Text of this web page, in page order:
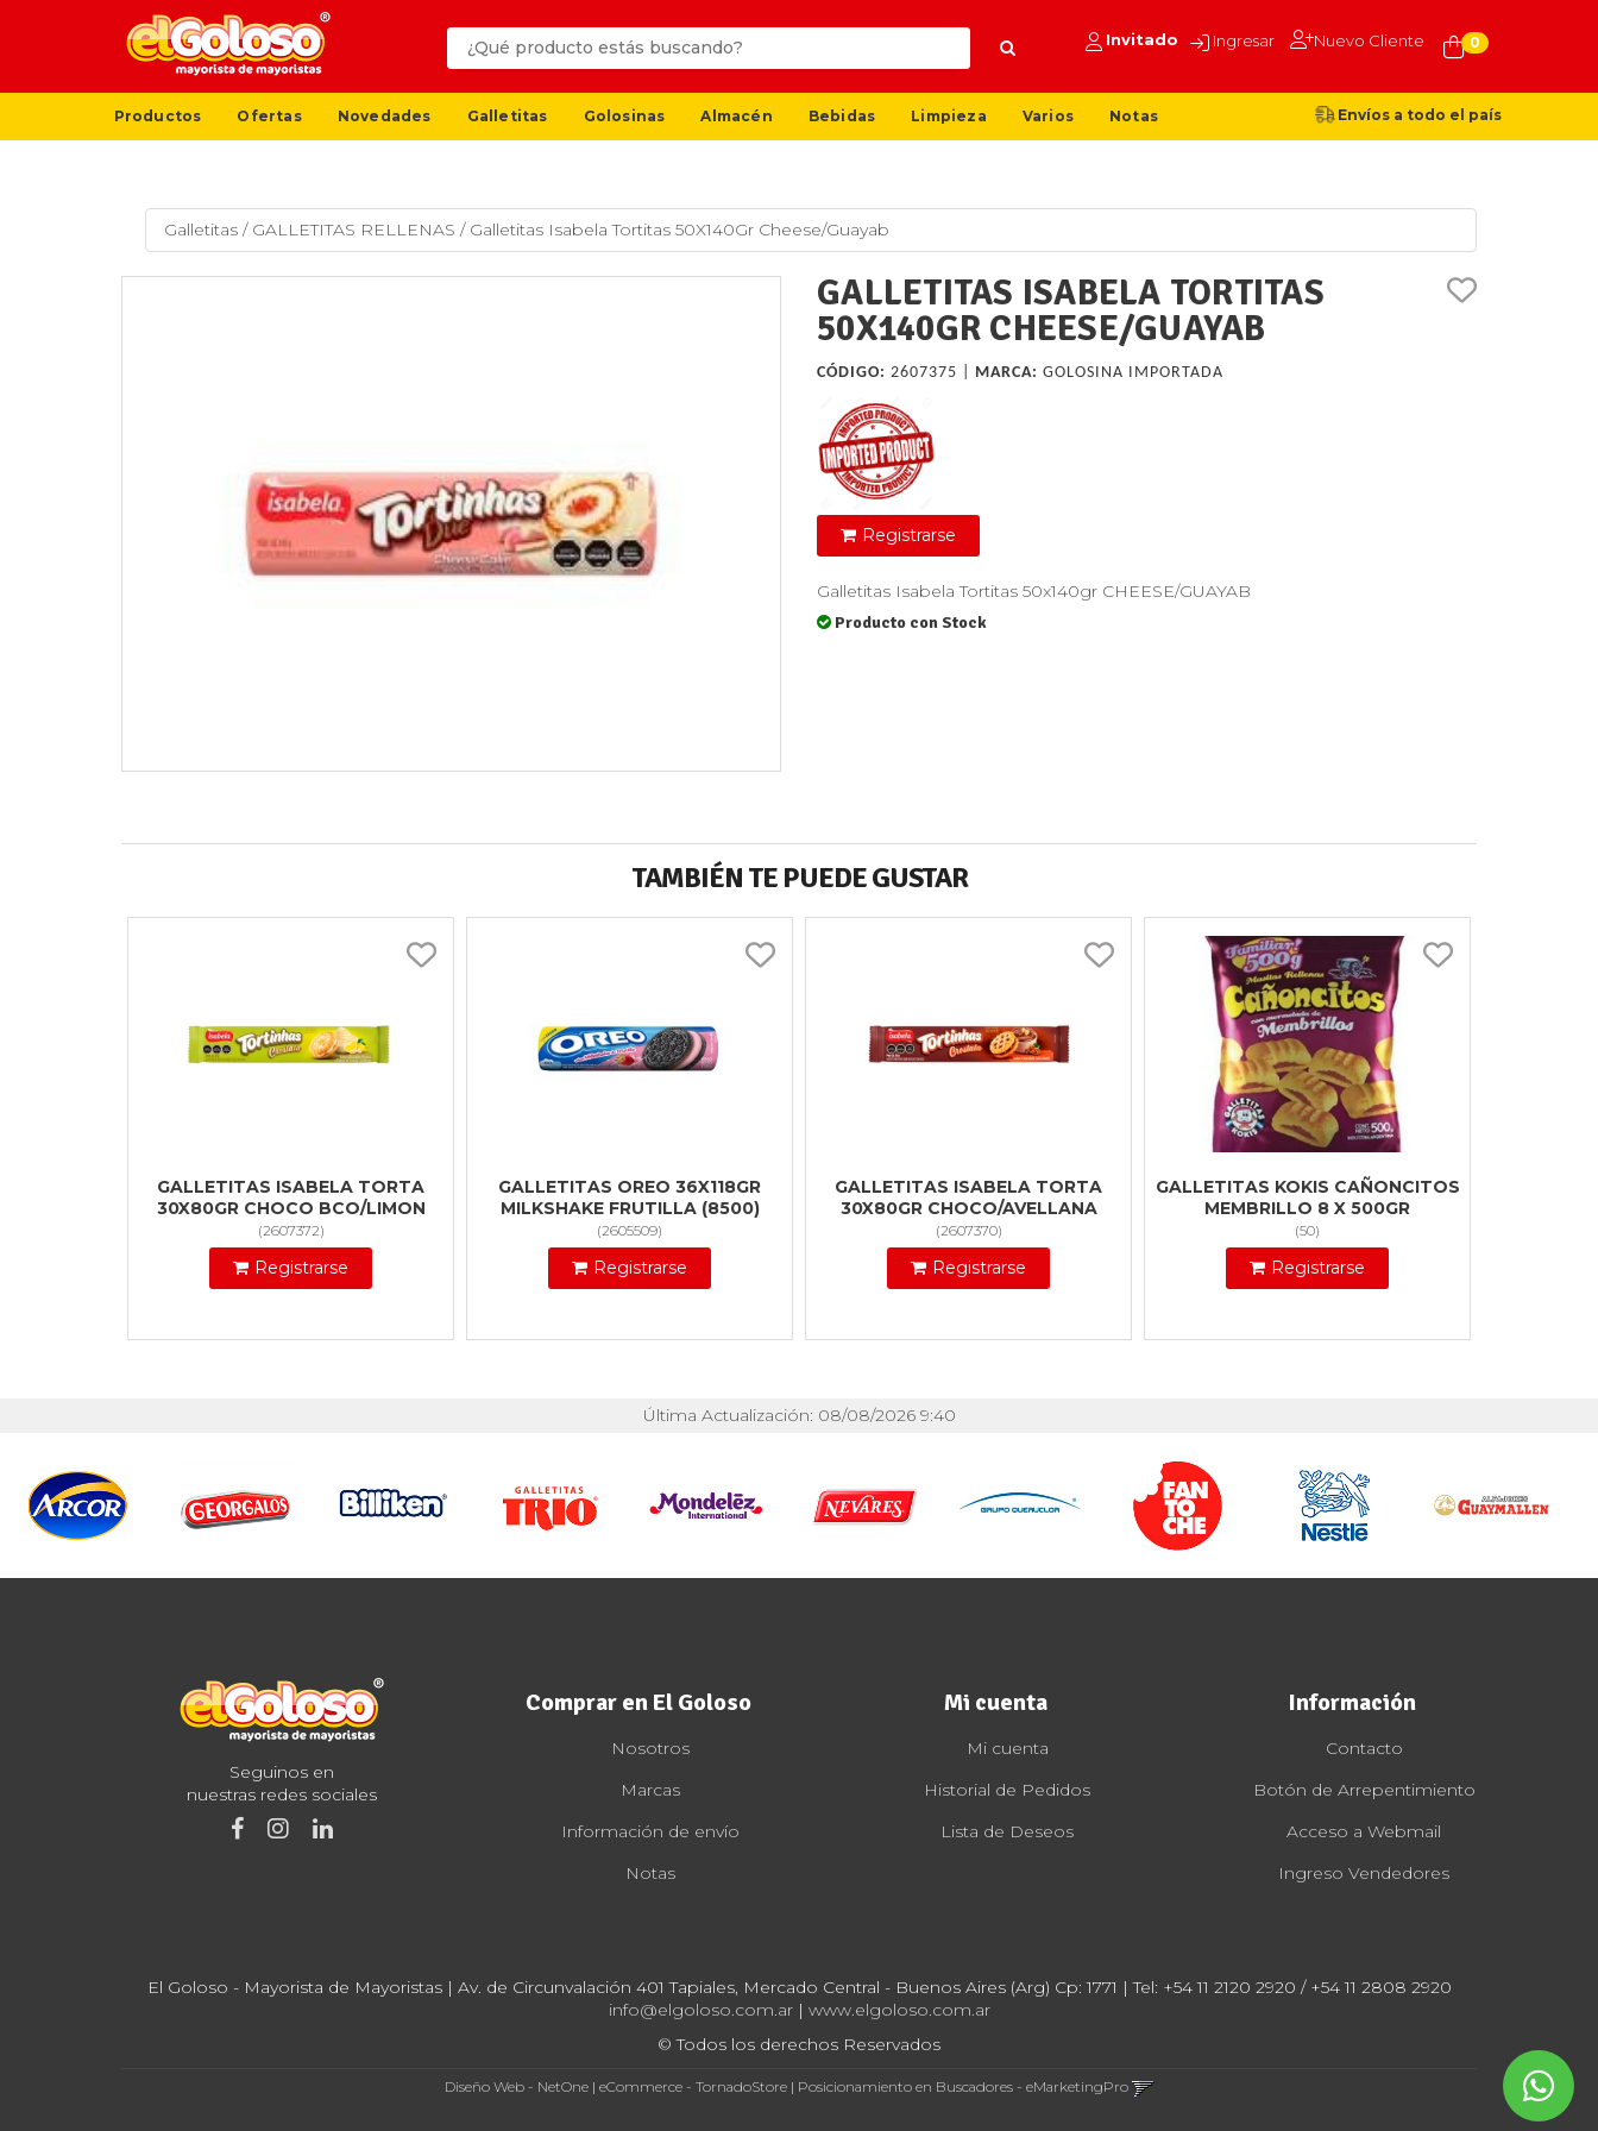
Invitado Ingresar Nuevo Cliente 0
Productos Ofertas Novedades Galletitas Golosinas Almacén Bebidas Limpieza Varios Notas Envíos a todo el país
Galletitas / GALLETITAS RELLENAS / Galletitas Isabela Tortitas 50X140Gr Cheese/Guayab
GALLETITAS ISABELA TORTITAS
50X140GR CHEESE/GUAYAB
CÓDIGO: 2607375 | MARCA: GOLOSINA IMPORTADA
Registrarse
Galletitas Isabela Tortitas 50x140gr CHEESE/GUAYAB
Producto con Stock
TAMBIÉN TE PUEDE GUSTAR
GALLETITAS ISABELA TORTA
30X80GR CHOCO BCO/LIMON
(2607372)
Registrarse
GALLETITAS OREO 36X118GR
MILKSHAKE FRUTILLA (8500)
(2605509)
Registrarse
GALLETITAS ISABELA TORTA
30X80GR CHOCO/AVELLANA
(2607370)
Registrarse
GALLETITAS KOKIS CAÑONCITOS
MEMBRILLO 8 X 500GR
(50)
Registrarse
Última Actualización: 08/08/2026 9:40
Seguinos en
nuestras redes sociales
Comprar en El Goloso
Nosotros
Marcas
Información de envío
Notas
Mi cuenta
Mi cuenta
Historial de Pedidos
Lista de Deseos
Información
Contacto
Botón de Arrepentimiento
Acceso a Webmail
Ingreso Vendedores
El Goloso - Mayorista de Mayoristas | Av. de Circunvalación 401 Tapiales, Mercado Central - Buenos Aires (Arg) Cp: 1771 | Tel: +54 11 2120 2920 / +54 11 2808 2920
info@elgoloso.com.ar| www.elgoloso.com.ar
© Todos los derechos Reservados
Diseño Web - NetOne| eCommerce - TornadoStore| Posicionamiento en Buscadores - eMarketingPro